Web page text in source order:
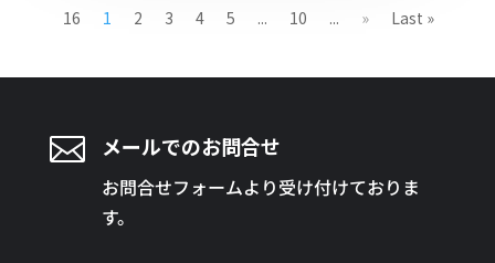
16
1 2 3 4 5 ... 10 ... » Last »
 メールでのお問合せ
お問合せフォームより受け付けておりま
す。